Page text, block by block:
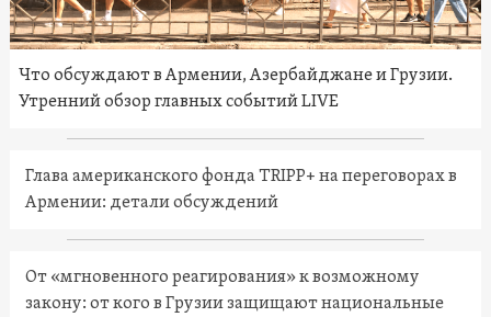
Что обсуждают в Армении, Азербайджане и Грузии.
Утренний обзор главных событий LIVE
Глава американского фонда TRIPP+ на переговорах в
Армении: детали обсуждений
От «мгновенного реагирования» к возможному
закону: от кого в Грузии защищают национальные